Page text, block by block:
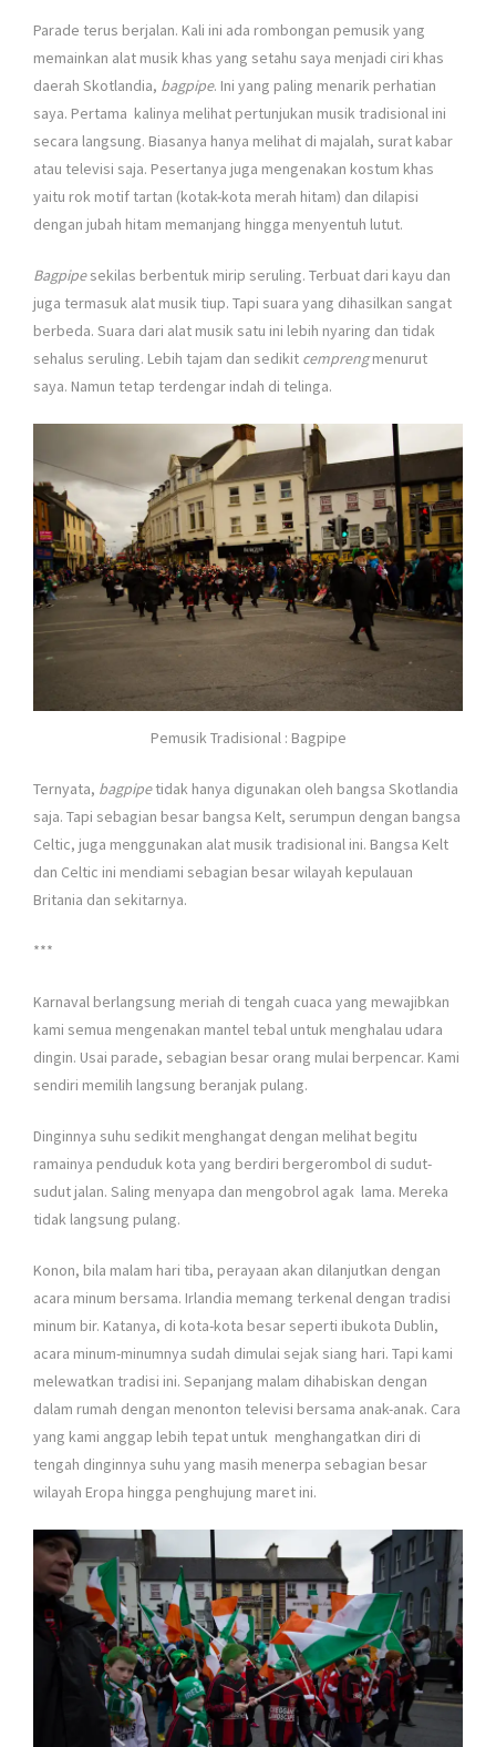
Parade terus berjalan. Kali ini ada rombongan pemusik yang
memainkan alat musik khas yang setahu saya menjadi ciri khas
daerah Skotlandia, bagpipe. Ini yang paling menarik perhatian
saya. Pertama kalinya melihat pertunjukan musik tradisional ini
secara langsung. Biasanya hanya melihat di majalah, surat kabar
atau televisi saja. Pesertanya juga mengenakan kostum khas
yaitu rok motif tartan (kotak-kota merah hitam) dan dilapisi
dengan jubah hitam memanjang hingga menyentuh lutut.
Bagpipesekilas berbentuk mirip seruling. Terbuat dari kayu dan
juga termasuk alat musik tiup. Tapi suara yang dihasilkan sangat
berbeda. Suara dari alat musik satu ini lebih nyaring dan tidak
sehalus seruling. Lebih tajam dan sedikit cemprengmenurut
saya. Namun tetap terdengar indah di telinga.
Pemusik Tradisional : Bagpipe
Ternyata, bagpipetidak hanya digunakan oleh bangsa Skotlandia
saja. Tapi sebagian besar bangsa Kelt, serumpun dengan bangsa
Celtic, juga menggunakan alat musik tradisional ini. Bangsa Kelt
dan Celtic ini mendiami sebagian besar wilayah kepulauan
Britania dan sekitarnya.
***
Karnaval berlangsung meriah di tengah cuaca yang mewajibkan
kami semua mengenakan mantel tebal untuk menghalau udara
dingin. Usai parade, sebagian besar orang mulai berpencar. Kami
sendiri memilih langsung beranjak pulang.
Dinginnya suhu sedikit menghangat dengan melihat begitu
ramainya penduduk kota yang berdiri bergerombol di sudut-
sudut jalan. Saling menyapa dan mengobrol agak lama. Mereka
tidak langsung pulang.
Konon, bila malam hari tiba, perayaan akan dilanjutkan dengan
acara minum bersama. Irlandia memang terkenal dengan tradisi
minum bir. Katanya, di kota-kota besar seperti ibukota Dublin,
acara minum-minumnya sudah dimulai sejak siang hari. Tapi kami
melewatkan tradisi ini. Sepanjang malam dihabiskan dengan
dalam rumah dengan menonton televisi bersama anak-anak. Cara
yang kami anggap lebih tepat untuk menghangatkan diri di
tengah dinginnya suhu yang masih menerpa sebagian besar
wilayah Eropa hingga penghujung maret ini.